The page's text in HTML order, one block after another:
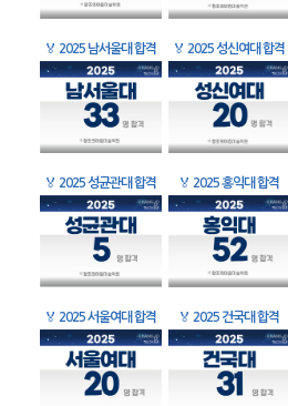
🏅 2025 남서울대 합격 🏅 2025 성신여대 합격
🏅 2025 성균관대 합격 🏅 2025 홍익대 합격
🏅 2025 서울여대 합격 🏅 2025 건국대 합격